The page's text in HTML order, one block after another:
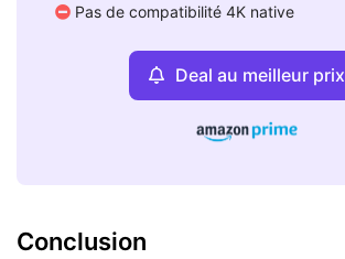
Pas de compatibilité 4K native
Deal au meilleur prix
Conclusion